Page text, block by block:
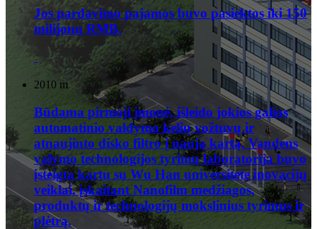
Jos pardavimo pajamos buvo pasiektos iki 150
milijonų RMB.
2010 m
Būdama pirmoji įmonė, išleido jokios galios
automatinio valdymo kelių vožtuvų ir
atnaujinto disko filtro į naują kartą. Vandens
valymo technologijos tyrimų laboratorija buvo
įsteigta kartu su Wu Han universitete inovacijų
veiklai, įskaitant Nanofilm medžiagos,
produktų ir technologijų mokslinius tyrimus ir
plėtrą.